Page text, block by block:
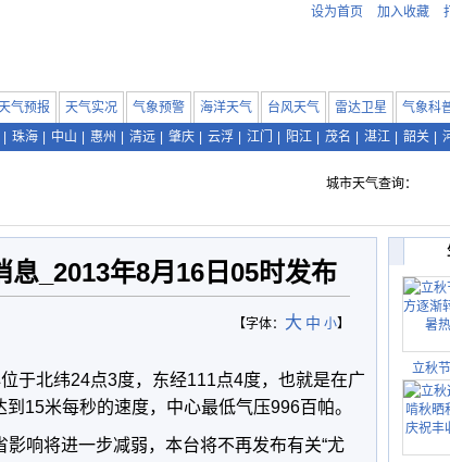
设为首页 加入收藏
气预报 天气实况 气象预警 海洋天气 台风天气 雷达卫星 气象科
珠海 中山 惠州 清远 肇庆 云浮 江门 阳江 茂名 湛江 韶关
城市天气查询：
_2013年8月16日05时发布
【字体： 大 中 小】
于北纬24点3度，东经111点4度，也就是在广
15米每秒的速度，中心最低气压996百帕。
影响将进一步减弱，本台将不再发布有关“尤
立秋